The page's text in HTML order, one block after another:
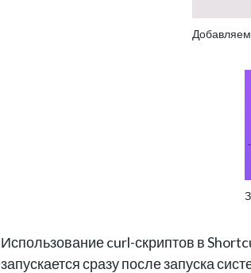
Использование curl-скриптов в
запускается сразу после запуска